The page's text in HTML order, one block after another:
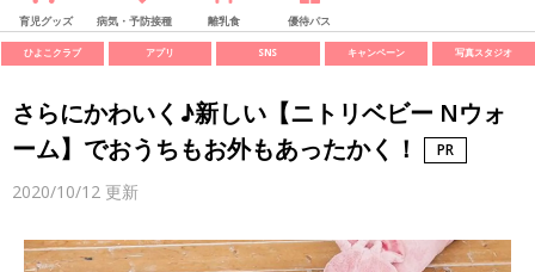
育児グッズ 病気・予防接種 離乳食 優待パス
ひよこクラブ アプリ SNS キャンペーン 写真スタジオ
さらにかわいく♪新しい【ニトリベビー Nウォ
ーム】でおうちもお外もあったかく！
2020/10/12 更新